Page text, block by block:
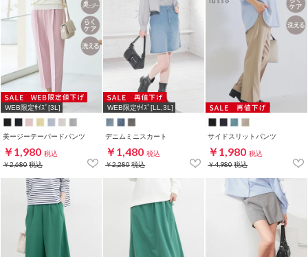
WEB限定ｻｲｽﾞ[3L]
美ージーテーパードパンツ
￥1,980 税込
￥2,680税込
WEB限定ｻｲｽﾞ[LL,3L]
デニムミニスカート
￥1,480 税込
￥2,280税込
サイドスリットパンツ
￥1,980 税込
￥4,980税込